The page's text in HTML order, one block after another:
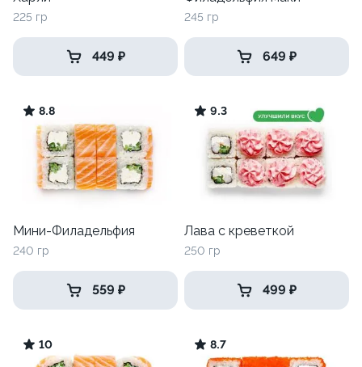
225 гр
449 ₽
245 гр
649 ₽
8.8
Мини-Филадельфия
240 гр
559 ₽
9.3
Лава с креветкой
250 гр
499 ₽
10 8.7